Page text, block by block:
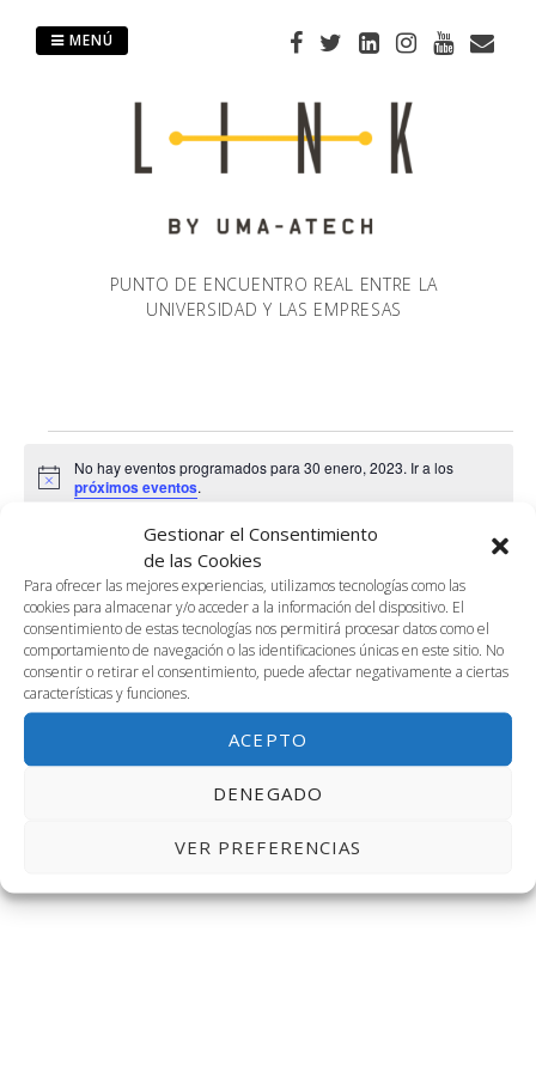
Gestionar el Consentimiento
de las Cookies
Para ofrecer las mejores experiencias, utilizamos tecnologías como las
cookies para almacenar y/o acceder a la información del dispositivo. El
consentimiento de estas tecnologías nos permitirá procesar datos como el
comportamiento de navegación o las identificaciones únicas en este sitio. No
consentir o retirar el consentimiento, puede afectar negativamente a ciertas
características y funciones.
ACEPTO
DENEGADO
VER PREFERENCIAS
PUNTO DE ENCUENTRO REAL ENTRE LA
UNIVERSIDAD Y LAS EMPRESAS
MENÚ
Eventos
30
enero,
2023
Aviso
No hay eventos programados para 30 enero, 2023. Ir a los
próximos eventos.
de
BUSCAR
de
DÍA
2023-01-30
Selecciona
la
fecha.
Día anterior Siguiente día
SUSCRIBIRSE AL CALENDARIO